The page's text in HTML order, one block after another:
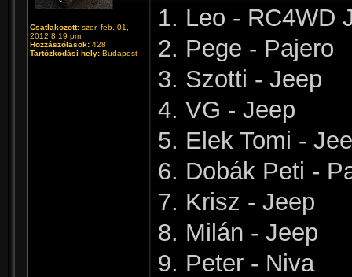
Csatlakozott: szer. feb. 01,
2012 8:19 pm
Hozzászólások: 428
Tartózkodási hely: Budapest
1. Leo - RC4WD
2. Pege - Pajero
3. Szotti - Jeep
4. VG - Jeep
5. Elek Tomi -
6. Dobák Peti -
7. Krisz - Jeep
8. Milán - Jeep
9. Peter - Niva